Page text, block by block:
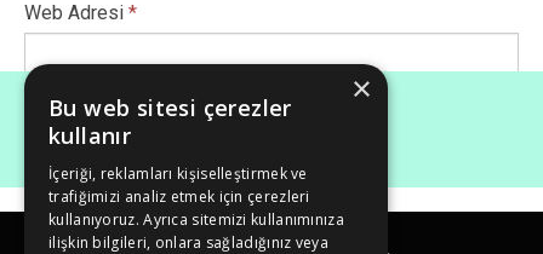
Web Adresi *
Afiş Ekle
Maksimum dosya boyutu (Mb): 50
×
Bu web sitesi çerezler
kullanır
İçeriği, reklamları kişiselleştirmek ve
trafiğimizi analiz etmek için çerezleri
kullanıyoruz. Ayrıca sitemizi kullanımınıza
ilişkin bilgileri, onlara sağladığınız veya